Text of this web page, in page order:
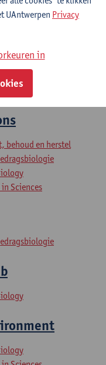
behoud en herstel
Sciences
UAntwerpen Privacy
in